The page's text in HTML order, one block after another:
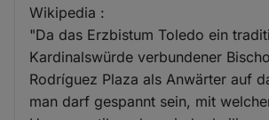
Wikipedia :
"Da das Erzbistum Toledo ein
Kardinalswürde verbundener
Rodríguez Plaza als Anwärter auf
man darf gespannt sein, mit